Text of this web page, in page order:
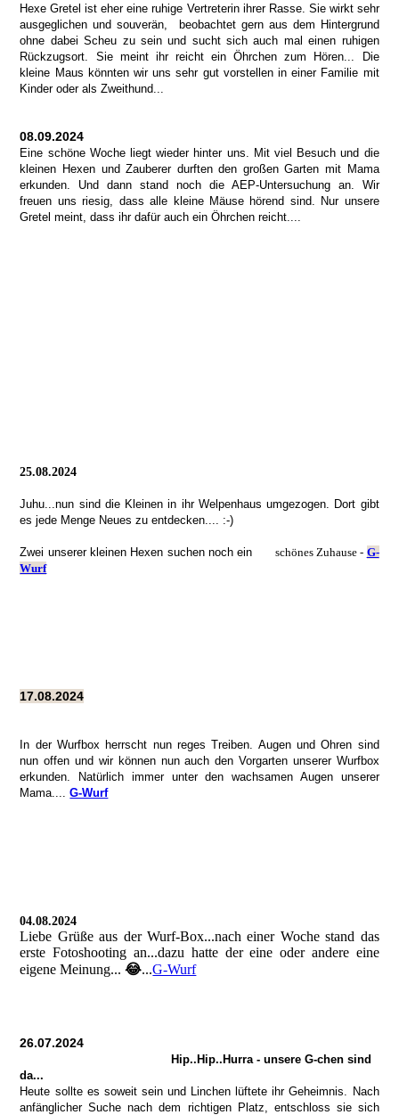
Hexe Gretel ist eher eine ruhige Vertreterin ihrer Rasse. Sie wirkt sehr
ausgeglichen und souverän, beobachtet gern aus dem Hintergrund
ohne dabei Scheu zu sein und sucht sich auch mal einen ruhigen
Rückzugsort. Sie meint ihr reicht ein Öhrchen zum Hören... Die
kleine Maus könnten wir uns sehr gut vorstellen in einer Familie mit
Kinder oder als Zweithund...
08.09.2024
Eine schöne Woche liegt wieder hinter uns. Mit viel Besuch und die
kleinen Hexen und Zauberer durften den großen Garten mit Mama
erkunden. Und dann stand noch die AEP-Untersuchung an. Wir
freuen uns riesig, dass alle kleine Mäuse hörend sind. Nur unsere
Gretel meint, dass ihr dafür auch ein Öhrchen reicht....
25.08.2024
Juhu...nun sind die Kleinen in ihr Welpenhaus umgezogen. Dort gibt
es jede Menge Neues zu entdecken.... :-)
Zwei unserer kleinen Hexen suchen noch ein schönes Zuhause - G-
Wurf
17.08.2024
In der Wurfbox herrscht nun reges Treiben. Augen und Ohren sind
nun offen und wir können nun auch den Vorgarten unserer Wurfbox
erkunden. Natürlich immer unter den wachsamen Augen unserer
Mama....G-Wurf
04.08.2024
Liebe Grüße aus der Wurf-Box...nach einer Woche stand das
erste Fotoshooting an...dazu hatte der eine oder andere eine
eigene Meinung... 😂...G-Wurf
26.07.2024
Hip..Hip..Hurra - unsere G-chen sind
da...
Heute sollte es soweit sein und Linchen lüftete ihr Geheimnis. Nach
anfänglicher Suche nach dem richtigen Platz, entschloss sie sich